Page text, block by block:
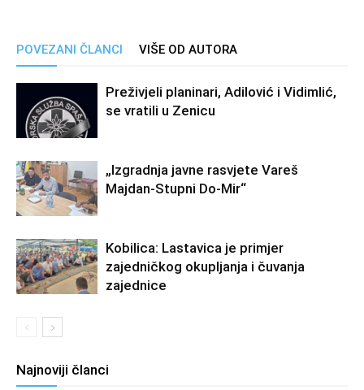
POVEZANI ČLANCI VIŠE OD AUTORA
Preživjeli planinari, Adilović i Vidimlić,
se vratili u Zenicu
„Izgradnja javne rasvjete Vareš
Majdan-Stupni Do-Mir“
Kobilica: Lastavica je primjer
zajedničkog okupljanja i čuvanja
zajednice
Najnoviji članci